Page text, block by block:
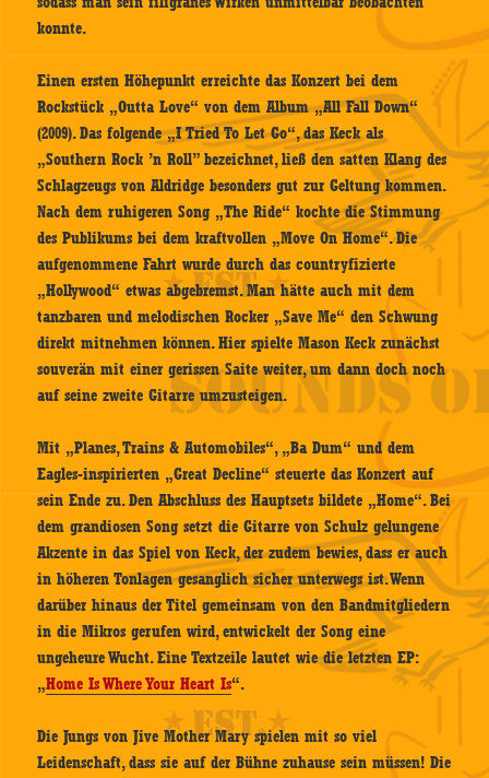
konnte.
Einen ersten Höhepunkt erreichte das Konzert bei dem
Rockstück „Outta Love“ von dem Album „All Fall Down“
(2009). Das folgende „I Tried To Let Go“, das Keck als
„Southern Rock ’n Roll” bezeichnet, ließ den satten Klang des
Schlagzeugs von Aldridge besonders gut zur Geltung kommen.
Nach dem ruhigeren Song „The Ride“ kochte die Stimmung
des Publikums bei dem kraftvollen „Move On Home“. Die
aufgenommene Fahrt wurde durch das countryfizierte
„Hollywood“ etwas abgebremst. Man hätte auch mit dem
tanzbaren und melodischen Rocker „Save Me“ den Schwung
direkt mitnehmen können. Hier spielte Mason Keck zunächst
souverän mit einer gerissen Saite weiter, um dann doch noch
auf seine zweite Gitarre umzusteigen.
Mit „Planes, Trains & Automobiles“, „Ba Dum“ und dem
Eagles-inspirierten „Great Decline“ steuerte das Konzert auf
sein Ende zu. Den Abschluss des Hauptsets bildete „Home“. Bei
dem grandiosen Song setzt die Gitarre von Schulz gelungene
Akzente in das Spiel von Keck, der zudem bewies, dass er auch
in höheren Tonlagen gesanglich sicher unterwegs ist. Wenn
darüber hinaus der Titel gemeinsam von den Bandmitgliedern
in die Mikros gerufen wird, entwickelt der Song eine
ungeheure Wucht. Eine Textzeile lautet wie die letzten EP:
„Home Is Where Your Heart Is“.
Die Jungs von Jive Mother Mary spielen mit so viel
Leidenschaft, dass sie auf der Bühne zuhause sein müssen! Die